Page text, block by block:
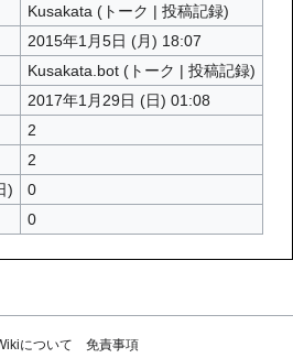
Kusakata (トーク | 投稿記録)
2015年1月5日 (月) 18:07
Kusakata.bot (トーク | 投稿記録)
2017年1月29日 (日) 01:08
2
2
)
0
0
について 免責事項